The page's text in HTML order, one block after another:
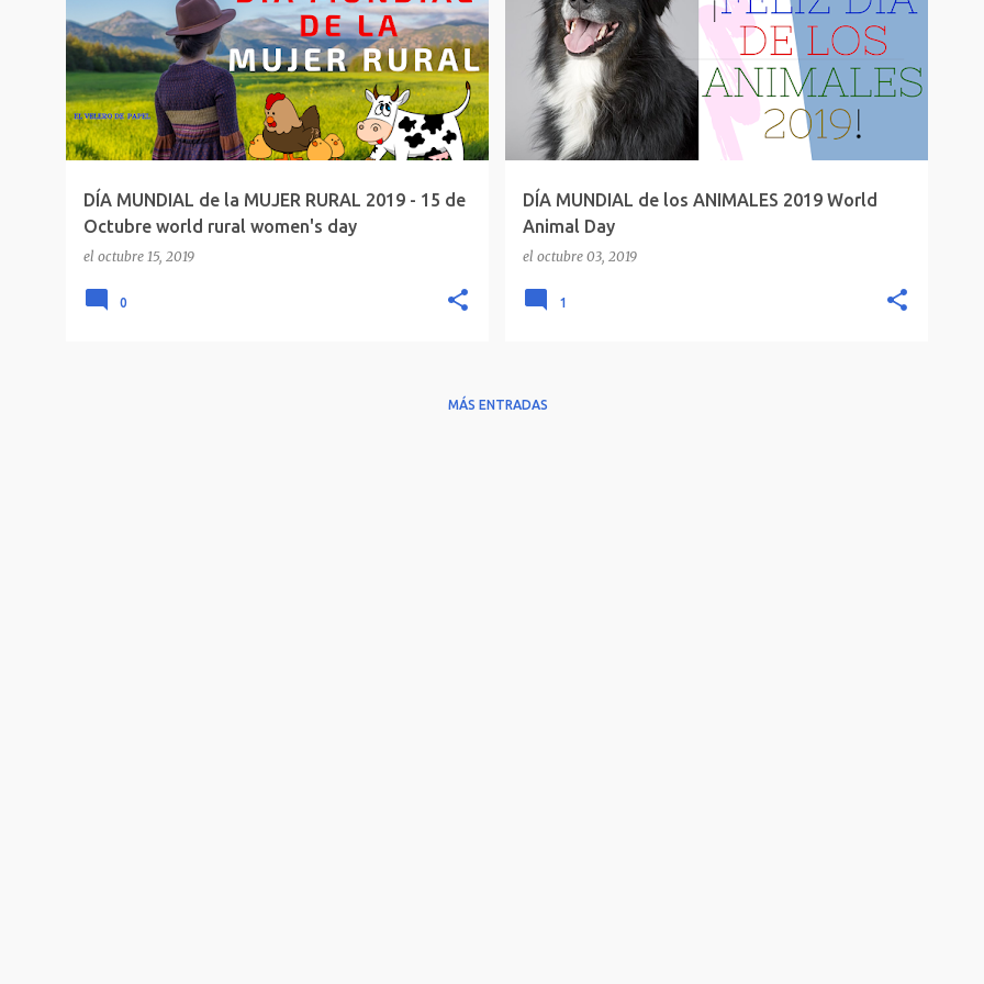
DÍA MUNDIAL de la MUJER RURAL 2019 - 15 de
Octubre world rural women's day
el octubre 15, 2019
WORLD RURAL WOMEN'S DAY
0
DÍA MUNDIAL de los ANIMALES 2019 World
Animal Day
el octubre 03, 2019
1
MÁS ENTRADAS